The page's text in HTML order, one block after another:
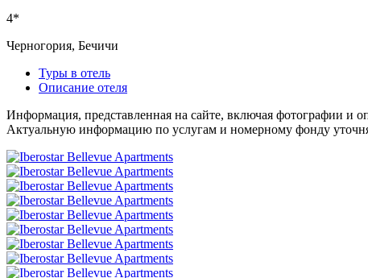
4*
Черногория, Бечичи
Туры в отель
Описание отеля
Информация, представленная на сайте, включая фотографии и
Актуальную информацию по услугам и номерному фонду